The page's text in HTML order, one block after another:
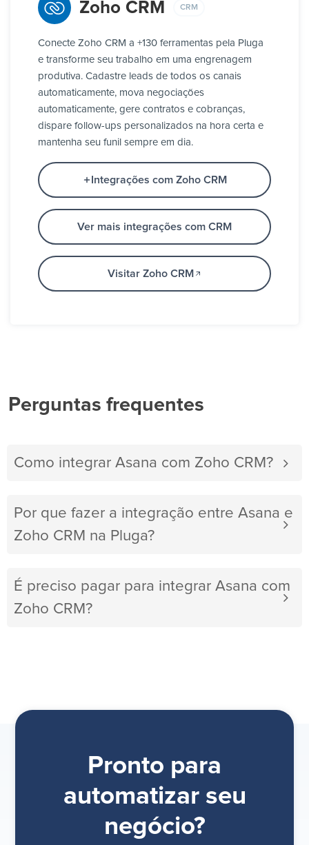
Zoho CRM CRM
Conecte Zoho CRM a +130 ferramentas pela Pluga
e transforme seu trabalho em uma engrenagem
produtiva. Cadastre leads de todos os canais
automaticamente, mova negociações
automaticamente, gere contratos e cobranças,
dispare follow-ups personalizados na hora certa e
mantenha seu funil sempre em dia.
Integrações com Zoho CRM
Ver mais integrações com CRM
Visitar Zoho CRM
Perguntas frequentes
Como integrar Asana com Zoho CRM?
Por que fazer a integração entre Asana e
Zoho CRM na Pluga?
É preciso pagar para integrar Asana com
Zoho CRM?
Pronto para
automatizar seu
negócio?